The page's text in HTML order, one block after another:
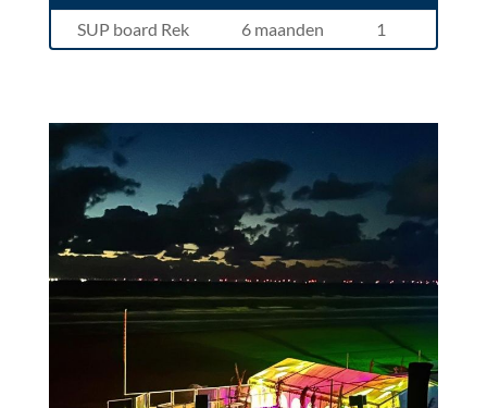
SUP board Rek
6 maanden 1